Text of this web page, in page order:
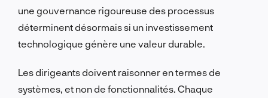
une gouvernance rigoureuse des processus
déterminent désormais si un investissement
technologique génère une valeur durable.
Les dirigeants doivent raisonner en termes de
systèmes, et non de fonctionnalités. Chaque